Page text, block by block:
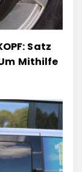
Satz
Mithilfe